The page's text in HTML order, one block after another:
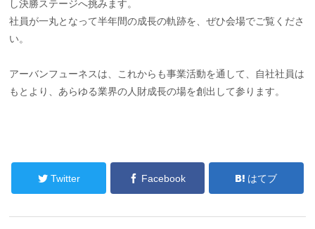
し決勝ステージへ挑みます。
社員が一丸となって半年間の成長の軌跡を、ぜひ会場でご覧くださ
い。
アーバンフューネスは、これからも事業活動を通して、自社社員は
もとより、あらゆる業界の人財成長の場を創出して参ります。
Twitter Facebook はてブ